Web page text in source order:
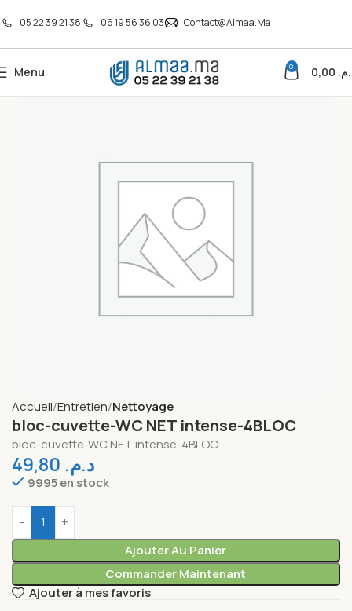
05 22 39 21 38 06 19 56 36 03 Contact@almaa.ma
Menu 0
Accueil Entretien Nettoyage
bloc-cuvette-WC NET intense-4BLOC
bloc-cuvette-WC NET intense-4BLOC
د.م.
9995 en stock
Ajouter Au Panier
Commander Maintenant
Ajouter à mes favoris